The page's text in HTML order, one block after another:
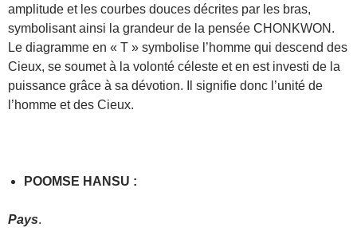
amplitude et les courbes douces décrites par les bras,
symbolisant ainsi la grandeur de la pensée CHONKWON.
Le diagramme en « T » symbolise l’homme qui descend des
Cieux, se soumet à la volonté céleste et en est investi de la
puissance grâce à sa dévotion. Il signifie donc l’unité de
l’homme et des Cieux.
POOMSE HANSU :
Pays.